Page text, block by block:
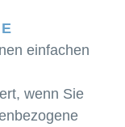
einfachen
wenn Sie